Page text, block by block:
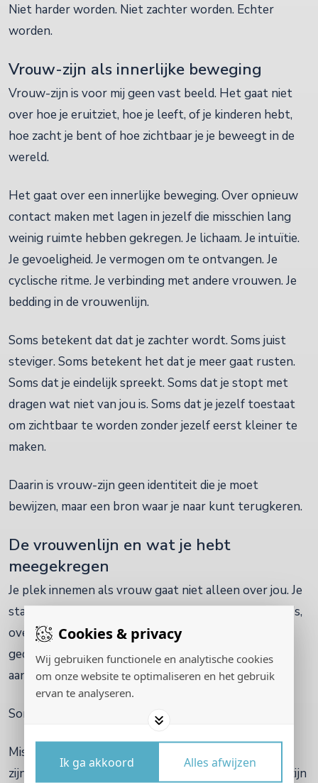
Cookies & privacy
Wij gebruiken functionele en analytische cookies
om onze website te optimaliseren en het gebruik
ervan te analyseren.
Ik ga akkoord Alles afwijzen
Niet harder worden. Niet zachter worden. Echter
worden.
Vrouw-zijn als innerlijke beweging
Vrouw-zijn is voor mij geen vast beeld. Het gaat niet
over hoe je eruitziet, hoe je leeft, of je kinderen hebt,
hoe zacht je bent of hoe zichtbaar je je beweegt in de
wereld.
Het gaat over een innerlijke beweging. Over opnieuw
contact maken met lagen in jezelf die misschien lang
weinig ruimte hebben gekregen. Je lichaam. Je intuïtie.
Je gevoeligheid. Je vermogen om te ontvangen. Je
cyclische ritme. Je verbinding met andere vrouwen. Je
bedding in de vrouwenlijn.
Soms betekent dat dat je zachter wordt. Soms juist
steviger. Soms betekent het dat je meer gaat rusten.
Soms dat je eindelijk spreekt. Soms dat je stopt met
dragen wat niet van jou is. Soms dat je jezelf toestaat
om zichtbaar te worden zonder jezelf eerst kleiner te
maken.
Daarin is vrouw-zijn geen identiteit die je moet
bewijzen, maar een bron waar je naar kunt terugkeren.
De vrouwenlijn en wat je hebt
meegekregen
Je plek innemen als vrouw gaat niet alleen over jou. Je
staat in een lijn van vrouwen voor jou. Moeders, oma’s,
overgrootmoeders. Vrouwen die hebben liefgehad,
gedragen, gezwegen, gevochten, volgehouden,
aangepast, verloren en doorgegeven.
Soms draag je meer uit die lijn dan je beseft.
Misschien heb je geleerd dat vrouwen sterk moeten
zijn en niet mogen klagen. Misschien dat afhankelijk zijn